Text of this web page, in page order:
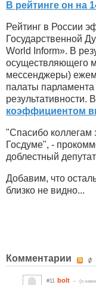
В рейтинге он на
Рейтинг в России
Государственной
World Inform». В
осуществляющего
мессенджеры)
палаты
результативности.
коэффициентом
"Спасибо коллегам
Госдуме", -
доблестный
Добавим, что
близко не видно...
Комментарии
#11 bolt (c